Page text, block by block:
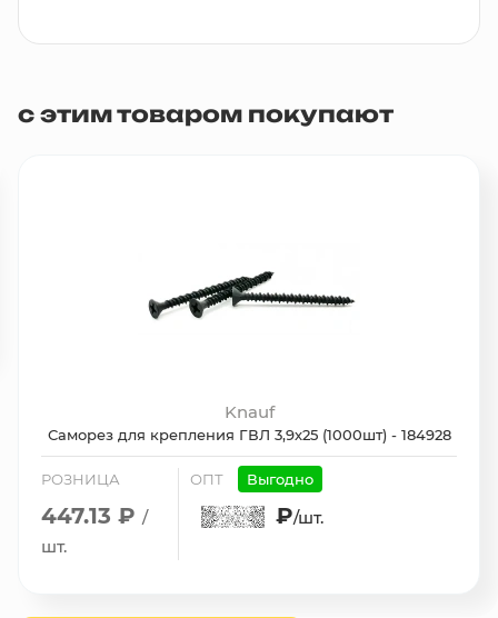
с этим товаром покупают
Knauf
Саморез для крепления ГВЛ 3,9х25 (1000шт) - 184928
РОЗНИЦА
447.13 ₽ /
шт.
ОПТ Выгодно
₽/шт.